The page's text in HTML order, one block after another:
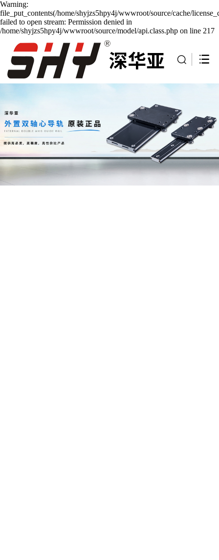
Warning:
file_put_contents(/home/shyjzs5hpy4j/wwwroot/source/cache/
failed to open stream: Permission denied in
/home/shyjzs5hpy4j/wwwroot/source/model/api.class.php on line 217